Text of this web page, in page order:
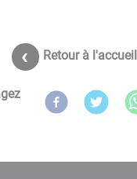
Retour à l'accueil